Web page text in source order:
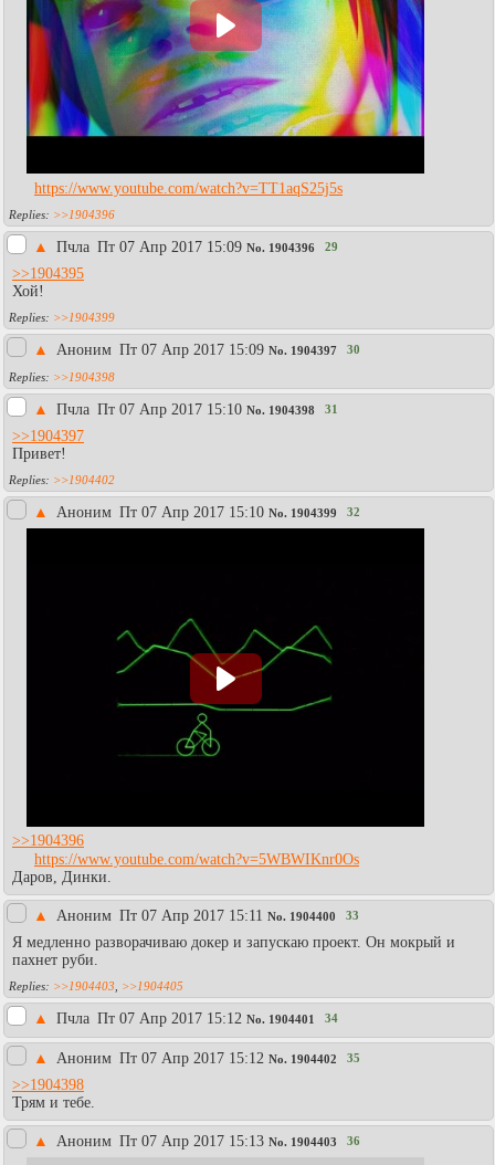
https://www.youtube.com/watch?v=TT1aqS25j5s
>>1904396
▲ Пчла Пт 07 Апр 2017 15:09 No. 1904396 29
>>1904395
Хой!
>>1904399
▲ Аноним Пт 07 Апр 2017 15:09 No. 1904397 30
>>1904398
▲ Пчла Пт 07 Апр 2017 15:10 No. 1904398 31
>>1904397
Привет!
>>1904402
▲ Аноним Пт 07 Апр 2017 15:10 No. 1904399 32
>>1904396
https://www.youtube.com/watch?v=5WBWIKnr0Os
Даров, Динки.
▲ Аноним Пт 07 Апр 2017 15:11 No. 1904400 33
Я медленно разворачиваю докер и запускаю проект. Он мокрый и
пахнет руби.
>>1904403 >>1904405
▲ Пчла Пт 07 Апр 2017 15:12 No. 1904401 34
▲ Аноним Пт 07 Апр 2017 15:12 No. 1904402 35
>>1904398
Трям и тебе.
▲ Аноним Пт 07 Апр 2017 15:13 No. 1904403 36